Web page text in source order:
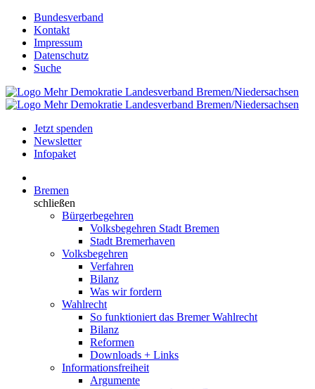
Bundesverband
Kontakt
Impressum
Datenschutz
Suche
Jetzt spenden
Newsletter
Infopaket
Bremen
schließen
Bürgerbegehren
Volksbegehren Stadt Bremen
Stadt Bremerhaven
Volksbegehren
Verfahren
Bilanz
Was wir fordern
Wahlrecht
So funktioniert das Bremer Wahlrecht
Bilanz
Reformen
Downloads + Links
Informationsfreiheit
Argumente